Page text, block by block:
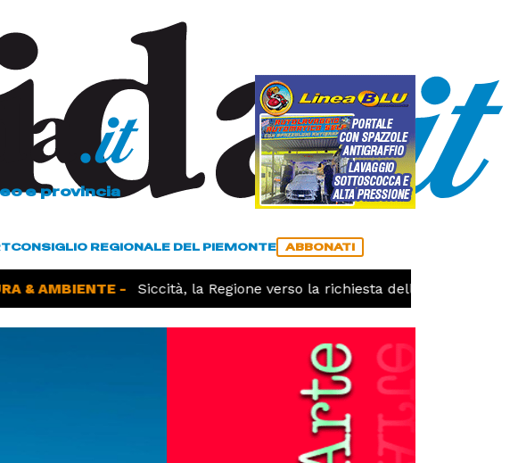
e provincia
CONSIGLIO REGIONALE DEL PIEMONTE ABBONATI
& AMBIENTE - Siccità, la Regione verso la richiesta dello stato di